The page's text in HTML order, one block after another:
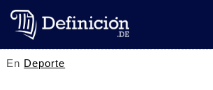
En Deporte